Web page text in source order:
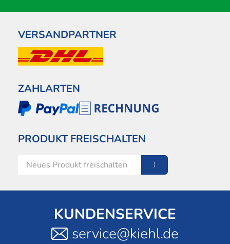
VERSANDPARTNER
ZAHLARTEN
PRODUKT FREISCHALTEN
KUNDENSERVICE
service@kiehl.de